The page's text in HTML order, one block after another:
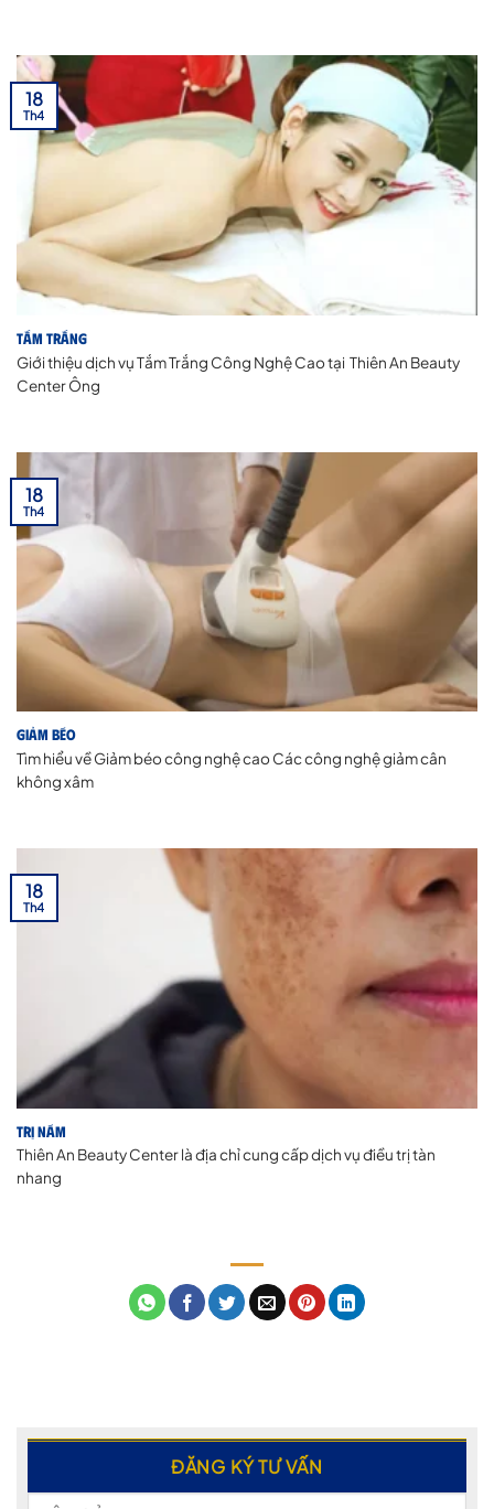
Tắm Trắng
Giới thiệu dịch vụ Tắm Trắng Công Nghệ Cao tại Thiên An Beauty
Center Ông
18
Th4
Giảm béo
Tìm hiểu về Giảm béo công nghệ cao Các công nghệ giảm cân
không xâm
18
Th4
Trị Nám
Thiên An Beauty Center là địa chỉ cung cấp dịch vụ điều trị tàn
nhang
18
Th4
ĐĂNG KÝ TƯ VẤN